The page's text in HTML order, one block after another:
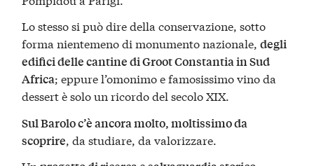
Lo stesso si può dire della conservazione, sotto
forma nientemeno di monumento nazionale,degli
edifici delle cantine di Groot Constantia in Sud
Africa; eppure l’omonimo e famosissimo vino da
dessert è solo un ricordo del secolo XIX.
Sul Barolo c’è ancora molto, moltissimo da
scoprire, da studiare, da valorizzare.